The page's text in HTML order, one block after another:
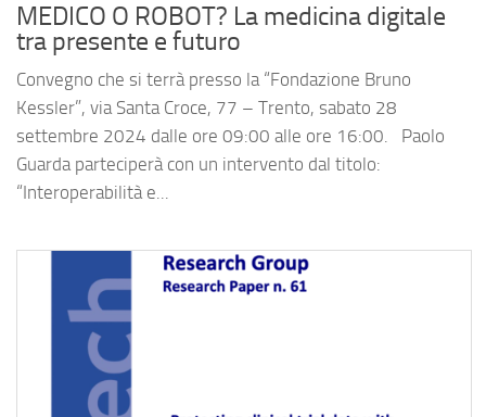
MEDICO O ROBOT? La medicina digitale
tra presente e futuro
Convegno che si terrà presso la “Fondazione Bruno
Kessler”, via Santa Croce, 77 – Trento, sabato 28
settembre 2024 dalle ore 09:00 alle ore 16:00. Paolo
Guarda parteciperà con un intervento dal titolo:
“Interoperabilità e...